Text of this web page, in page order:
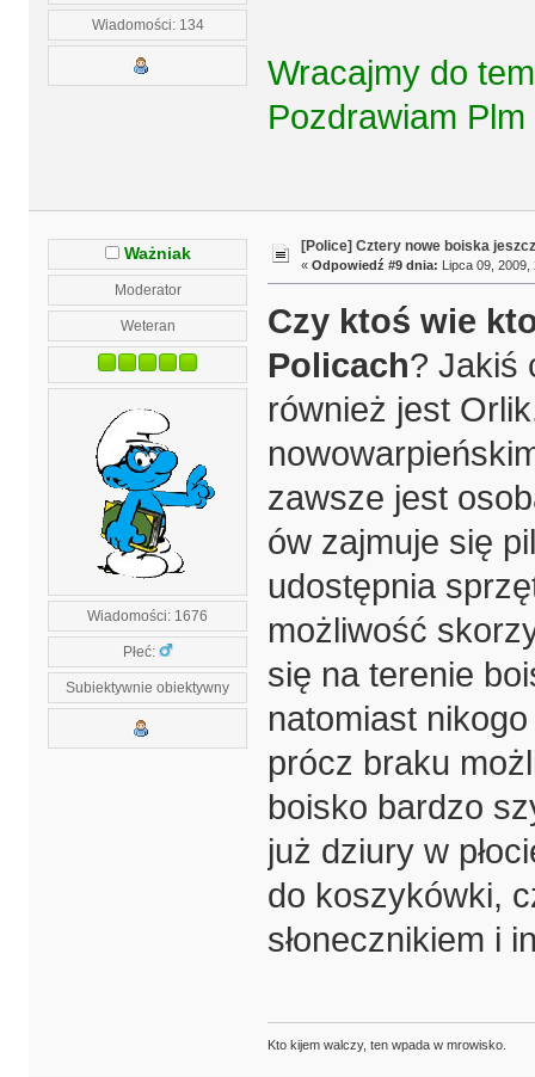
Wiadomości: 134
Wracajmy do
Pozdrawiam Plm
Ważniak
Moderator
Weteran
Wiadomości: 1676
Płeć:
Subiektywnie obiektywny
[Police] Cztery nowe boiska
« Odpowiedź #9 dnia: Lipca 09, 2009,
Czy ktoś wie
Policach? Jakiś
również jest
zawsze jest
ów zajmuje się
udostępnia
możliwość
się na terenie
natomiast
prócz braku
boisko bardzo
już dziury w
do koszykówki,
słonecznikiem i
Kto kijem walczy, ten wpada w mrowisko.